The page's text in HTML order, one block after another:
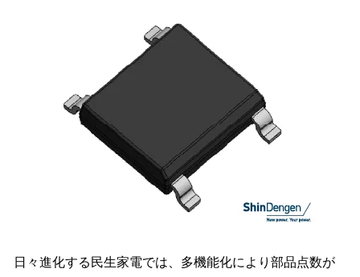
日々進化する民生家電では、多機能化により部品点数が